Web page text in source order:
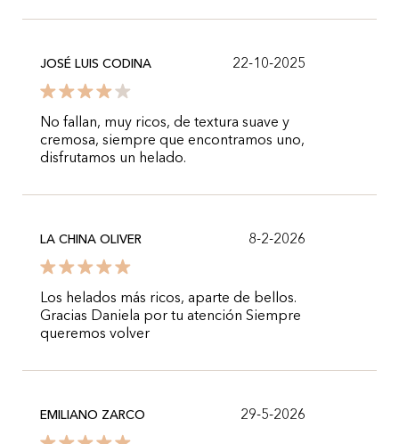
JOSÉ LUIS CODINA 22-10-2025
No fallan, muy ricos, de textura suave y
cremosa, siempre que encontramos uno,
disfrutamos un helado.
LA CHINA OLIVER 8-2-2026
Los helados más ricos, aparte de bellos.
Gracias Daniela por tu atención Siempre
queremos volver
EMILIANO ZARCO 29-5-2026